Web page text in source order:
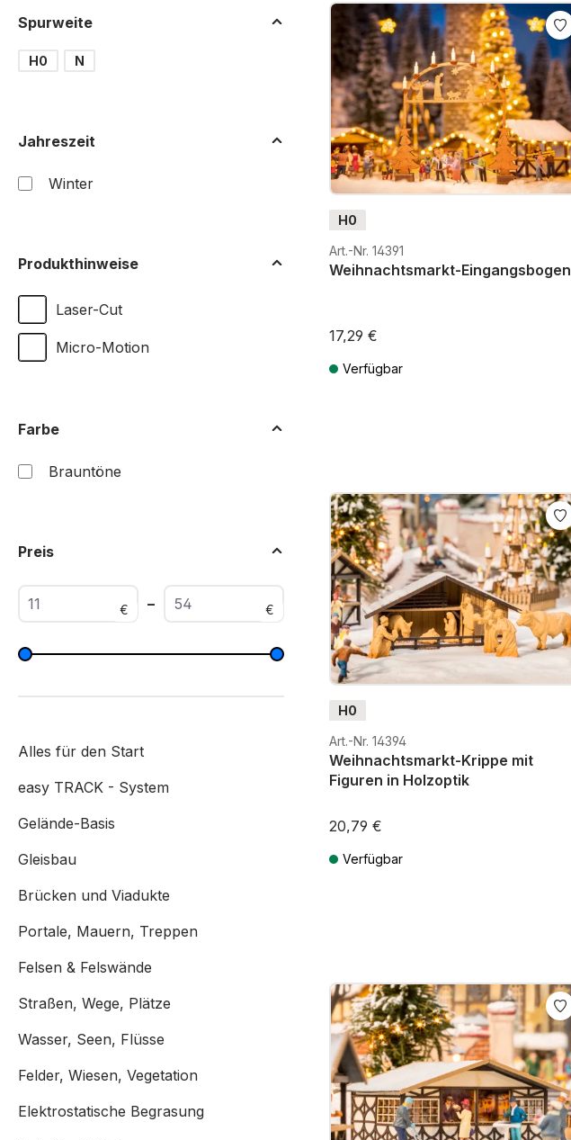
Spurweite
H0 N
Jahreszeit
Winter
Produkthinweise
Laser-Cut
Micro-Motion
Farbe
Brauntöne
Preis
€ – €
Alles für den Start
easy TRACK - System
Gelände-Basis
Gleisbau
Brücken und Viadukte
Portale, Mauern, Treppen
Felsen & Felswände
Straßen, Wege, Plätze
Wasser, Seen, Flüsse
Felder, Wiesen, Vegetation
Elektrostatische Begrasung
H0
Art.-Nr. 14391
Weihnachtsmarkt-Eingangsbogen
17,29 €
Verfügbar
H0
Art.-Nr. 14394
Weihnachtsmarkt-Krippe mit
Figuren in Holzoptik
20,79 €
Verfügbar